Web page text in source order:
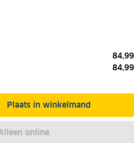
84,99
84,99
Plaats in winkelmand
online